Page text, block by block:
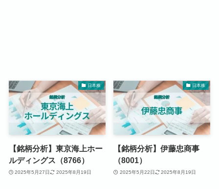
日本株
【銘柄分析】東京海上ホー
ルディングス（8766）
2025年5月27日 2025年8月19日
日本株
【銘柄分析】伊藤忠商事
（8001）
2025年5月22日 2025年8月19日